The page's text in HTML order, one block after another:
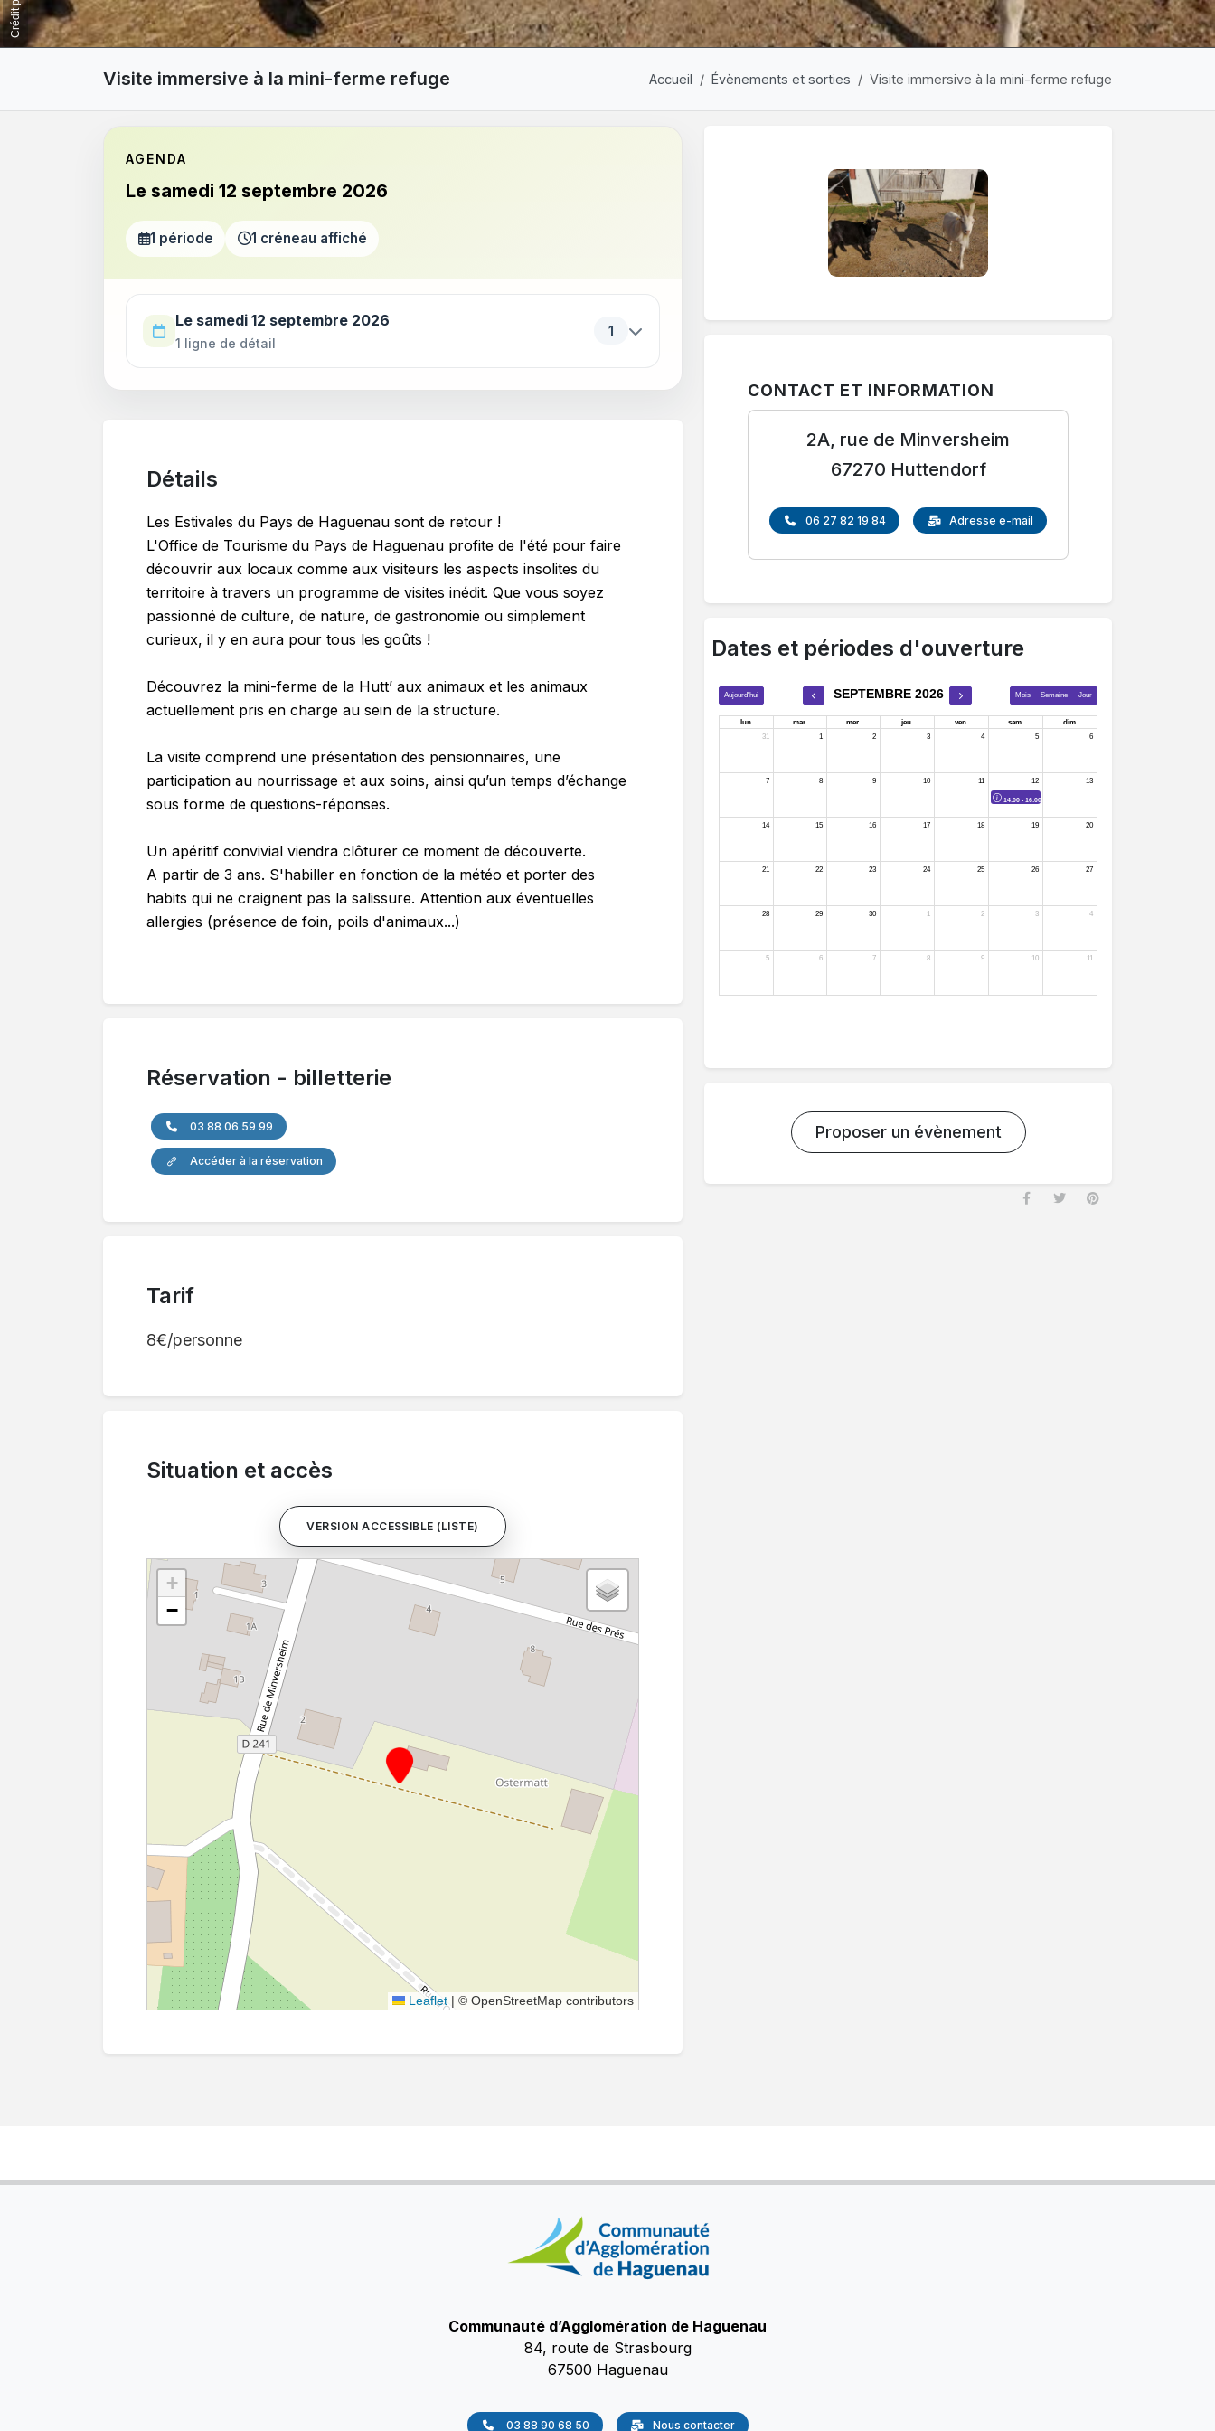
Visite immersive à la mini-ferme refuge Accueil Évènements et sorties Visite immersive à la mini-ferme refuge
AGENDA
Le samedi 12 septembre 2026
1 période 1 créneau affiché
Le samedi 12 septembre 2026
1 ligne de détail
1
Détails
Les Estivales du Pays de Haguenau sont de retour !
L'Office de Tourisme du Pays de Haguenau profite de l'été pour faire
découvrir aux locaux comme aux visiteurs les aspects insolites du
territoire à travers un programme de visites inédit. Que vous soyez
passionné de culture, de nature, de gastronomie ou simplement
curieux, il y en aura pour tous les goûts !
Découvrez la mini-ferme de la Hutt’ aux animaux et les animaux
actuellement pris en charge au sein de la structure.
La visite comprend une présentation des pensionnaires, une
participation au nourrissage et aux soins, ainsi qu’un temps d’échange
sous forme de questions-réponses.
Un apéritif convivial viendra clôturer ce moment de découverte.
A partir de 3 ans. S'habiller en fonction de la météo et porter des
habits qui ne craignent pas la salissure. Attention aux éventuelles
allergies (présence de foin, poils d'animaux...)
Réservation - billetterie
03 88 06 59 99
Accéder à la réservation
Tarif
8€/personne
Situation et accès
VERSION ACCESSIBLE (LISTE)
+
−
Leaflet | © OpenStreetMap contributors
CONTACT ET INFORMATION
2A, rue de Minversheim
67270 Huttendorf
06 27 82 19 84 Adresse e-mail
Dates et périodes d'ouverture
Proposer un évènement
Communauté d’Agglomération de Haguenau
84, route de Strasbourg
67500 Haguenau
03 88 90 68 50 Nous contacter